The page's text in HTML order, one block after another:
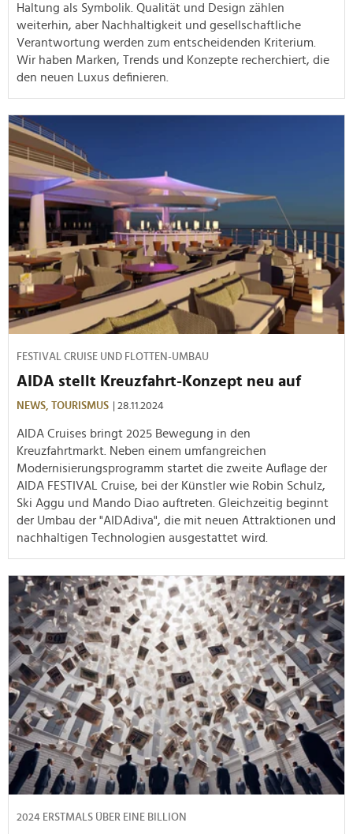
Haltung als Symbolik. Qualität und Design zählen
weiterhin, aber Nachhaltigkeit und gesellschaftliche
Verantwortung werden zum entscheidenden Kriterium.
Wir haben Marken, Trends und Konzepte recherchiert, die
den neuen Luxus definieren.
FESTIVAL CRUISE UND FLOTTEN-UMBAU
AIDA stellt Kreuzfahrt-Konzept neu auf
NEWS, TOURISMUS | 28.11.2024
AIDA Cruises bringt 2025 Bewegung in den
Kreuzfahrtmarkt. Neben einem umfangreichen
Modernisierungsprogramm startet die zweite Auflage der
AIDA FESTIVAL Cruise, bei der Künstler wie Robin Schulz,
Ski Aggu und Mando Diao auftreten. Gleichzeitig beginnt
der Umbau der "AIDAdiva", die mit neuen Attraktionen und
nachhaltigen Technologien ausgestattet wird.
2024 ERSTMALS ÜBER EINE BILLION